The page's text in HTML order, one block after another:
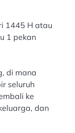
1445 H atau
1 pekan
di mana
seluruh
ke
dan